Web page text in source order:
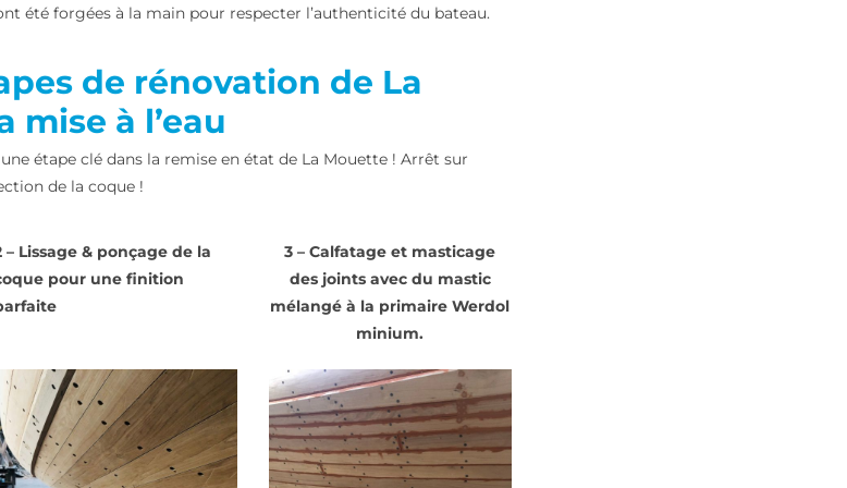
été forgées à la main pour respecter l’authenticité du bateau.
de rénovation de La
mise à l’eau
étape clé dans la remise en état de La Mouette ! Arrêt sur
de la coque !
– Lissage & ponçage de la
pour une finition
3 – Calfatage et masticage
des joints avec du mastic
mélangé à la primaire Werdol
minium.